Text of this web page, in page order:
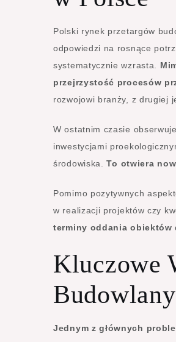
Polski rynek przetargów
odpowiedzi na rosnące
systematycznie wzrasta.
przejrzystość procesów
rozwojowi branży, z drugiej
W ostatnim czasie
inwestycjami
środowiska.
To otwiera
Pomimo pozytywnych
w realizacji projektów czy
terminy oddania obiektów
Kluczowe
Jednym z głównych